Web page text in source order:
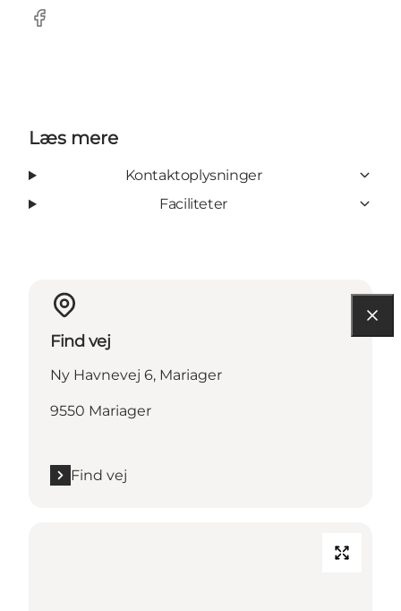
Facebook
Læs mere
Kontaktoplysninger
Faciliteter
Find vej
Ny Havnevej 6, Mariager
9550 Mariager
Find vej